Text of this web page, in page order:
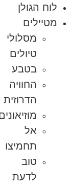
לוח הגולן
מטיילים
מסלולי
טיולים
בטבע
החוויה
הדרוזית
מוזיאונים
אל
תחמיצו
טוב
לדעת